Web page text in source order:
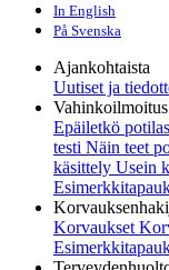
In English
På Svenska
Ajankohtaista
Uutiset ja
Vahinkoilmoitus
Epäiletkö
testi Näin teet
käsittely Usein
Korvaukset